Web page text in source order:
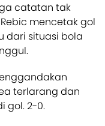
catatan tak
mencetak gol
dari situasi bola
terlarang dan
gol. 2-0.